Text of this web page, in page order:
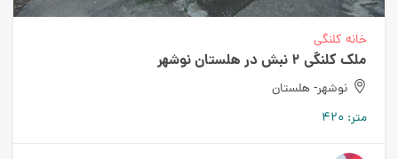
خانه کلنگی
ملک کلنگی 2 نبش در هلستان نوشهر
نوشهر- هلستان
متر: 420